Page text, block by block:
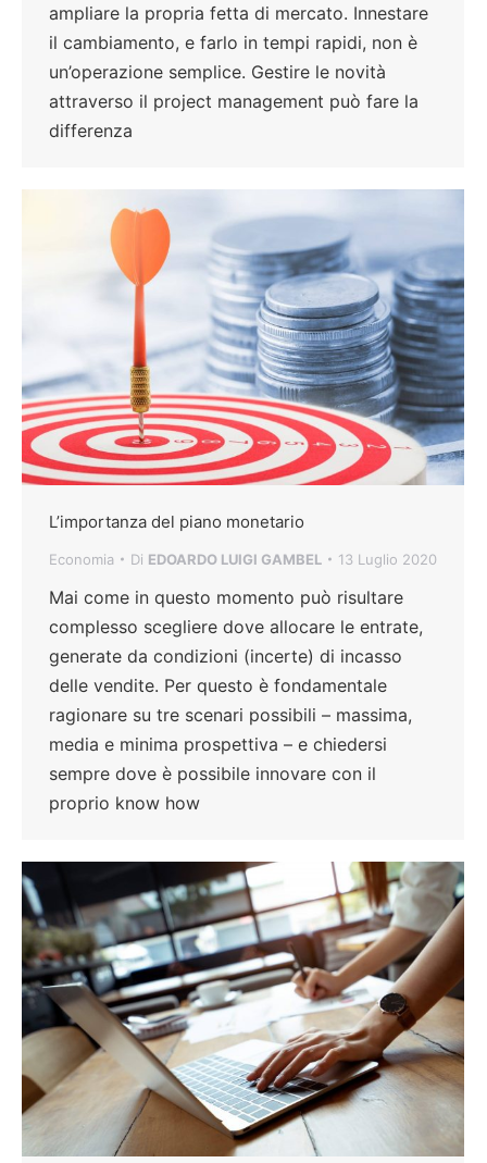
ampliare la propria fetta di mercato. Innestare
il cambiamento, e farlo in tempi rapidi, non è
un’operazione semplice. Gestire le novità
attraverso il project management può fare la
differenza
L’importanza del piano monetario
Economia Di EDOARDO LUIGI GAMBEL 13 Luglio 2020
Mai come in questo momento può risultare
complesso scegliere dove allocare le entrate,
generate da condizioni (incerte) di incasso
delle vendite. Per questo è fondamentale
ragionare su tre scenari possibili – massima,
media e minima prospettiva – e chiedersi
sempre dove è possibile innovare con il
proprio know how